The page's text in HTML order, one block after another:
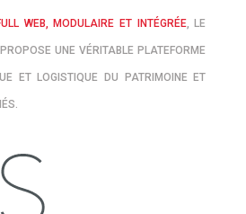
WEB, MODULAIRE ET INTÉGRÉE, LE
UNE VÉRITABLE PLATEFORME
ET LOGISTIQUE DU PATRIMOINE ET